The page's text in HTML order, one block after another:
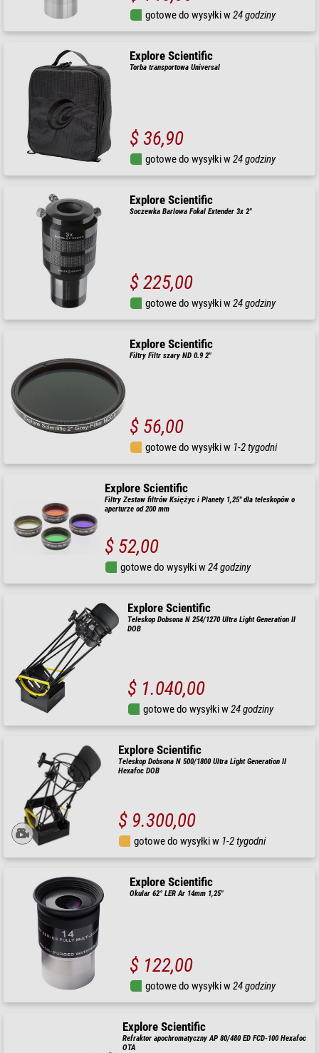
gotowe do wysyłki w24 godziny
Explore Scientific
Torba transportowa Universal
$ 36,90
gotowe do wysyłki w24 godziny
Explore Scientific
Soczewka Barlowa Fokal Extender 3x 2"
$ 225,00
gotowe do wysyłki w24 godziny
Explore Scientific
Filtry Filtr szary ND 0.9 2"
$ 56,00
gotowe do wysyłki w 1-2 tygodni
Explore Scientific
Filtry Zestaw filtrów Księżyc i Planety 1,25" dla teleskopów o
aperturze od 200 mm
$ 52,00
gotowe do wysyłki w24 godziny
Explore Scientific
Teleskop Dobsona N 254/1270 Ultra Light Generation II
DOB
$ 1.040,00
gotowe do wysyłki w24 godziny
Explore Scientific
Teleskop Dobsona N 500/1800 Ultra Light Generation II
Hexafoc DOB
$ 9.300,00
gotowe do wysyłki w 1-2 tygodni
Explore Scientific
Okular 62° LER Ar 14mm 1,25"
$ 122,00
gotowe do wysyłki w24 godziny
Explore Scientific
Refraktor apochromatyczny AP 80/480 ED FCD-100 Hexafoc
OTA